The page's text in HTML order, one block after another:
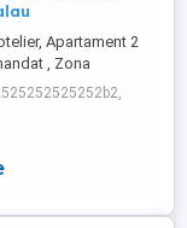
Apartament 2
, Zona
, Zalau In imediata
Judetean Are toate
cele necesare
va cazati intr-un